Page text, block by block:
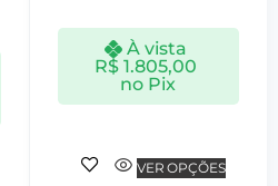
À vista
R$ 1.805,00
no Pix
VER OPÇÕES